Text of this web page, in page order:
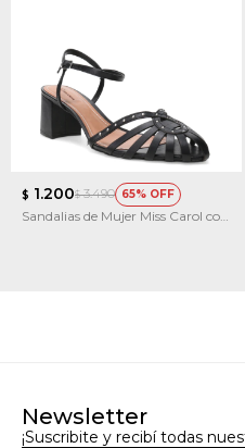
$ 1.200$ 3.490 65
Sandalias de Mujer Miss Carol con
Newsletter
¡Suscribite y recibí todas